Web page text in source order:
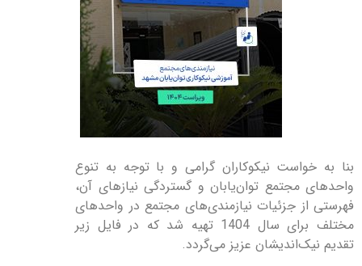
بنا به خواست نيکوکاران گرامی و با توجه به تنوع
واحدهای مجتمع توان‌‌يابان و گستردگی نيازهای آن،
فهرستی از جزئيات نيازمندی‌های مجتمع در واحدهای
مختلف برای سال 1404 تهيه شد که در فايل زير
تقديم نيک‌انديشان عزیز می‌گردد.